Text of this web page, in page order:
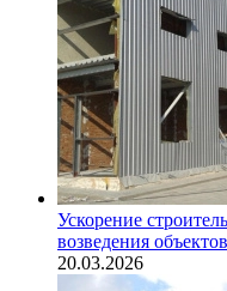
Ускорение
возведения объектов
20.03.2026